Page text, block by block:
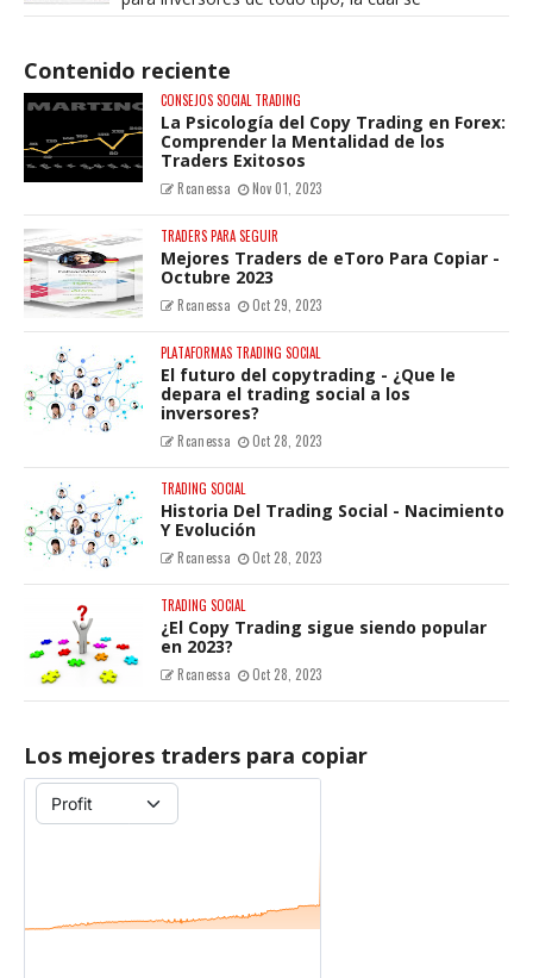
Contenido reciente
CONSEJOS SOCIAL TRADING
La Psicología del Copy Trading en Forex:
Comprender la Mentalidad de los
Traders Exitosos
Rcanessa Nov 01, 2023
TRADERS PARA SEGUIR
Mejores Traders de eToro Para Copiar -
Octubre 2023
Rcanessa Oct 29, 2023
PLATAFORMAS TRADING SOCIAL
El futuro del copytrading - ¿Que le
depara el trading social a los
inversores?
Rcanessa Oct 28, 2023
TRADING SOCIAL
Historia Del Trading Social - Nacimiento
Y Evolución
Rcanessa Oct 28, 2023
TRADING SOCIAL
¿El Copy Trading sigue siendo popular
en 2023?
Rcanessa Oct 28, 2023
Los mejores traders para copiar